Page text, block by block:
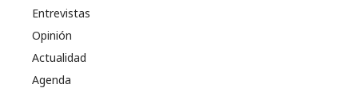
Entrevistas
Opinión
Actualidad
Agenda